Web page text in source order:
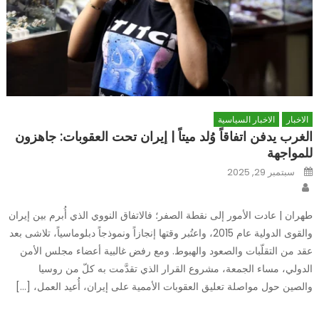
الاخبار الاخبار السياسية
الغرب يدفن اتفاقاً وُلد ميتاً | إيران تحت العقوبات: جاهزون
للمواجهة
Posted
onسبتمبر 29, 2025
طهران | عادت الأمور إلى نقطة الصفر؛ فالاتفاق النووي الذي أُبرم بين إيران
والقوى الدولية عام 2015، واعتُبر وقتها إنجازاً ونموذجاً دبلوماسياً، تلاشى بعد
عقد من التقلّبات والصعود والهبوط. ومع رفض غالبية أعضاء مجلس الأمن
الدولي، مساء الجمعة، مشروع القرار الذي تقدَّمت به كلّ من روسيا
والصين حول مواصلة تعليق العقوبات الأممية على إيران، أُعيد العمل، […]